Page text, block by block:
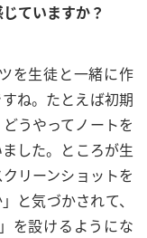
ていますか？
を生徒と一緒に作
ね。たとえば初期
うやってノートを
した。ところが生
リーンショットを
と気づかされて、
を設けるようにな